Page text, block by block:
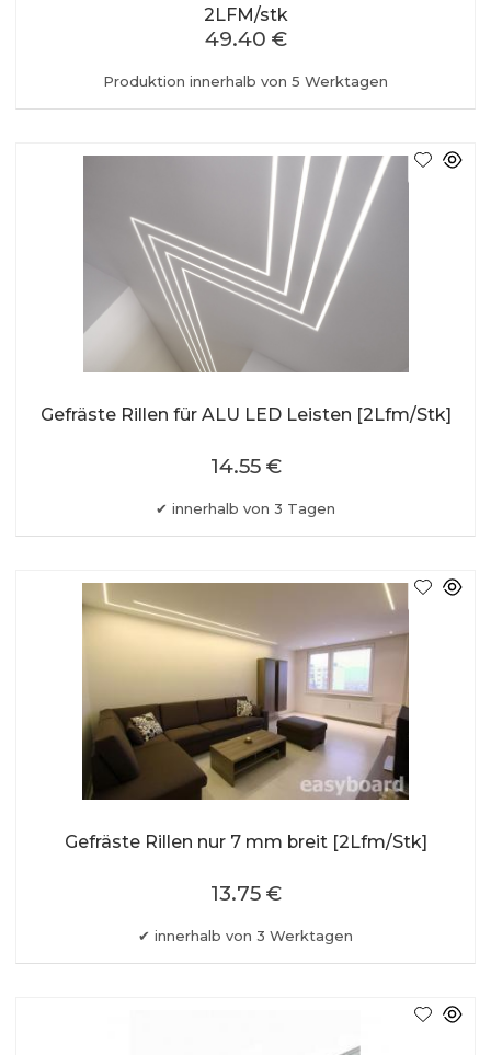
2LFM/stk
Produktion innerhalb von 5 Werktagen
49.40 €
Gefräste Rillen für ALU LED Leisten [2Lfm/Stk]
innerhalb von 3 Tagen
14.55 €
Gefräste Rillen nur 7 mm breit [2Lfm/Stk]
innerhalb von 3 Werktagen
13.75 €